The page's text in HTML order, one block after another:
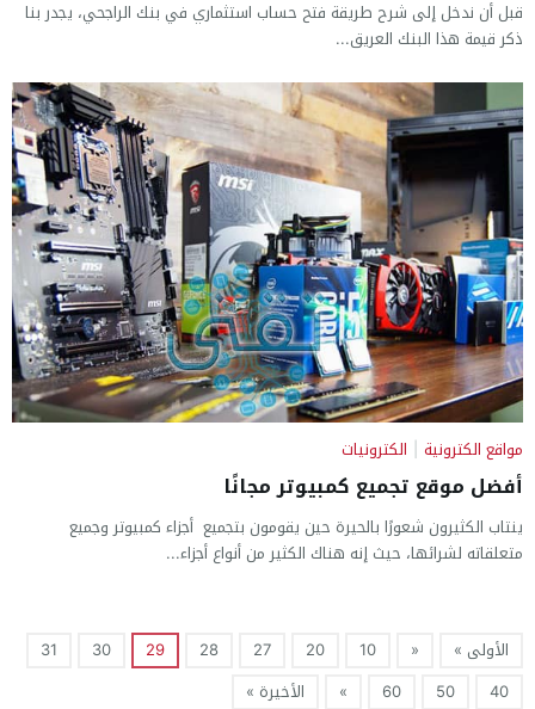
قبل أن ندخل إلى شرح طريقة فتح حساب استثماري في بنك الراجحي، يجدر بنا
ذكر قيمة هذا البنك العريق...
مواقع الكترونية | الكترونيات
أفضل موقع تجميع كمبيوتر مجانًا
ينتاب الكثيرون شعورًا بالحيرة حين يقومون بتجميع أجزاء كمبيوتر وجميع
متعلقاته لشرائها، حيث إنه هناك الكثير من أنواع أجزاء...
الأولى » «
10
20
27
28
29
30
31
40
50
60
» الأخيرة »